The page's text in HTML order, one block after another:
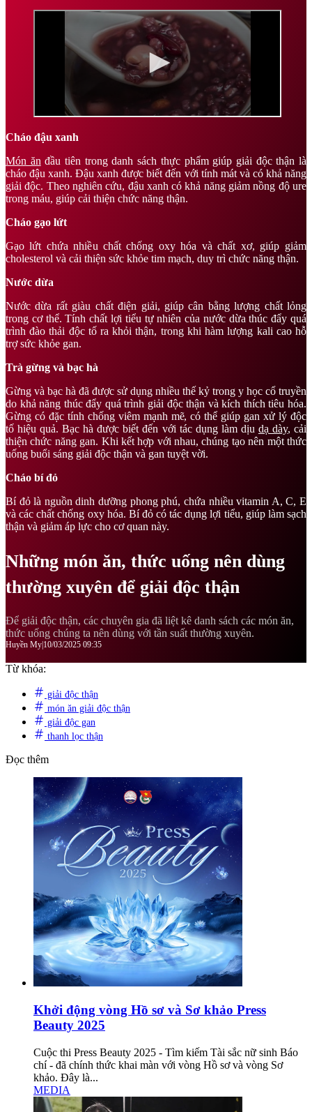
Cháo đậu xanh
Món ăn đầu tiên trong danh sách thực phẩm giúp giải độc thận là
cháo đậu xanh. Đậu xanh được biết đến với tính mát và có khả năng
giải độc. Theo nghiên cứu, đậu xanh có khả năng giảm nồng độ ure
trong máu, giúp cải thiện chức năng thận.
Cháo gạo lứt
Gạo lứt chứa nhiều chất chống oxy hóa và chất xơ, giúp giảm
cholesterol và cải thiện sức khỏe tim mạch, duy trì chức năng thận.
Nước dừa
Nước dừa rất giàu chất điện giải, giúp cân bằng lượng chất lỏng
trong cơ thể. Tính chất lợi tiểu tự nhiên của nước dừa thúc đẩy quá
trình đào thải độc tố ra khỏi thận, trong khi hàm lượng kali cao hỗ
trợ sức khỏe gan.
Trà gừng và bạc hà
Gừng và bạc hà đã được sử dụng nhiều thế kỷ trong y học cổ truyền
do khả năng thúc đẩy quá trình giải độc thận và kích thích tiêu hóa.
Gừng có đặc tính chống viêm mạnh mẽ, có thể giúp gan xử lý độc
tố hiệu quả. Bạc hà được biết đến với tác dụng làm dịu dạ dày, cải
thiện chức năng gan. Khi kết hợp với nhau, chúng tạo nên một thức
uống buổi sáng giải độc thận và gan tuyệt vời.
Cháo bí đỏ
Bí đỏ là nguồn dinh dưỡng phong phú, chứa nhiều vitamin A, C, E
và các chất chống oxy hóa. Bí đỏ có tác dụng lợi tiểu, giúp làm sạch
thận và giảm áp lực cho cơ quan này.
Những món ăn, thức uống nên dùng
thường xuyên để giải độc thận
Để giải độc thận, các chuyên gia đã liệt kê danh sách các món ăn,
thức uống chúng ta nên dùng với tần suất thường xuyên.
Huyền My 10/03/2025 09:35
Từ khóa:
giải độc thận
món ăn giải độc thận
giải độc gan
thanh lọc thận
Đọc thêm
Khởi động vòng Hồ sơ và Sơ khảo Press
Beauty 2025
Cuộc thi Press Beauty 2025 - Tìm kiếm Tài sắc nữ sinh Báo
chí - đã chính thức khai màn với vòng Hồ sơ và vòng Sơ
khảo. Đây là...
MEDIA